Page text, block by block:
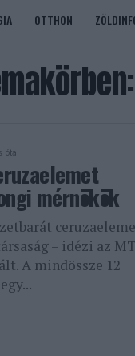
OTTHON
óta
mérnökök
– idézi az
A mindössze 12